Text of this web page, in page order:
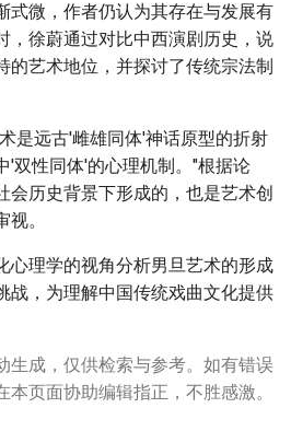
式微，作者仍认为其存在与发展有
，徐蔚通过对比中西演剧历史，说
的艺术地位，并探讨了传统宗法制
是远古'雌雄同体'神话原型的折射
'双性同体'的心理机制。"根据论
会历史背景下形成的，也是艺术创
。
心理学的视角分析男旦艺术的形成
战，为理解中国传统戏曲文化提供
生成，仅供检索与参考。如有错误
页面协助编辑指正，不胜感激。